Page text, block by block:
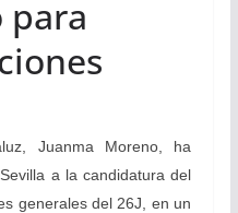
para
Juanma Moreno, ha
a la candidatura del
generales del 26J, en un